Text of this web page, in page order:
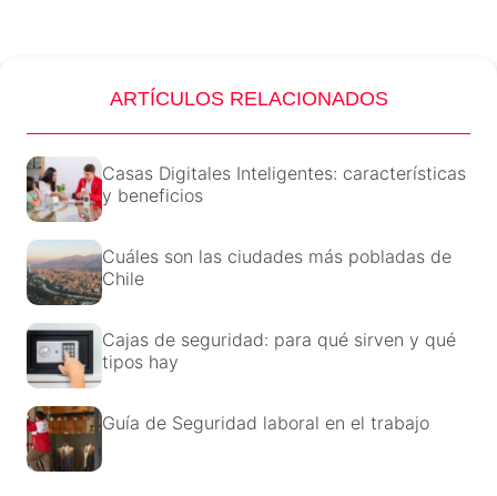
ARTÍCULOS RELACIONADOS
Casas Digitales Inteligentes: características
y beneficios
Cuáles son las ciudades más pobladas de
Chile
Cajas de seguridad: para qué sirven y qué
tipos hay
Guía de Seguridad laboral en el trabajo